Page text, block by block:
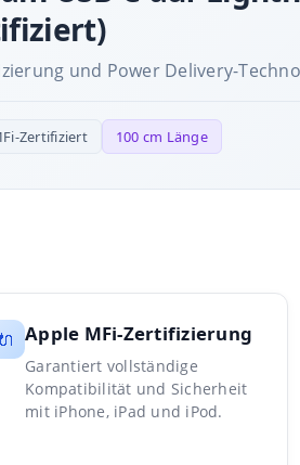
und Power Delivery-
Zertifiziert 100 cm Länge
Apple MFi-Zertifizierung
Garantiert vollständige
Kompatibilität und Sicherheit
mit iPhone, iPad und iPod.